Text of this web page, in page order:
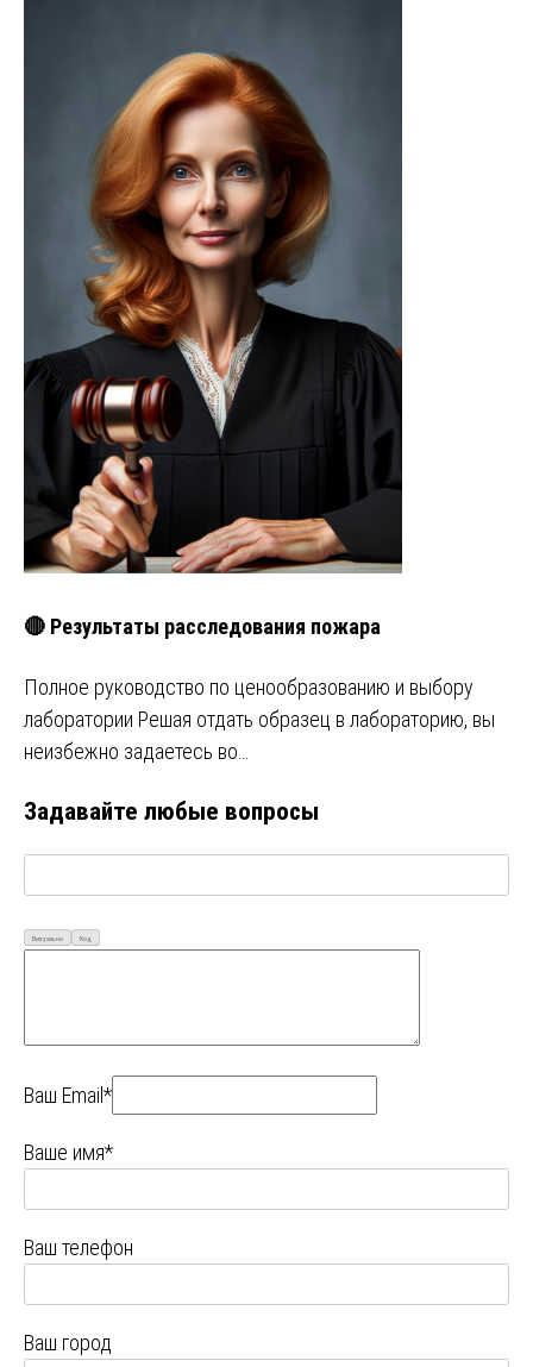
🔴 Результаты расследования пожара
Полное руководство по ценообразованию и выбору
лаборатории Решая отдать образец в лабораторию, вы
неизбежно задаетесь во…
Задавайте любые вопросы
Визуально Код
Ваш Email*
Ваше имя*
Ваш телефон
Ваш город